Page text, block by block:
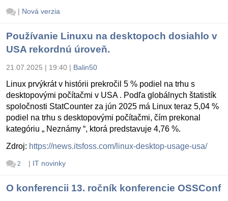
| Nová verzia
Používanie Linuxu na desktopoch dosiahlo v
USA rekordnú úroveň.
21.07.2025 | 19:40 | Balin50
Linux prvýkrát v histórii prekročil 5 % podiel na trhu s
desktopovými počítačmi v USA . Podľa globálnych štatistík
spoločnosti StatCounter za jún 2025 má Linux teraz 5,04 %
podiel na trhu s desktopovými počítačmi, čím prekonal
kategóriu „ Neznámy “, ktorá predstavuje 4,76 %.
Zdroj: https://news.itsfoss.com/linux-desktop-usage-usa/
2 | IT novinky
O konferencii 13. ročník konferencie OSSConf